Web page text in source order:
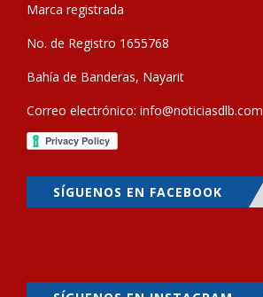
Marca registrada
No. de Registro 1655768
Bahía de Banderas, Nayarit
Correo electrónico: info@noticiasdlb.com
SÍGUENOS EN FACEBOOK